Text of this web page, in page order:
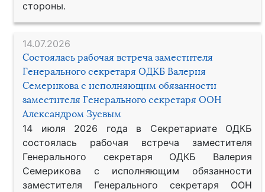
стороны.
14.07.2026
Состоялась рабочая встреча заместителя
Генерального секретаря ОДКБ Валерия
Семерикова с исполняющим обязанности
заместителя Генерального секретаря ООН
Александром Зуевым
14 июля 2026 года в Секретариате ОДКБ
состоялась рабочая встреча заместителя
Генерального секретаря ОДКБ Валерия
Семерикова с исполняющим обязанности
заместителя Генерального секретаря ООН